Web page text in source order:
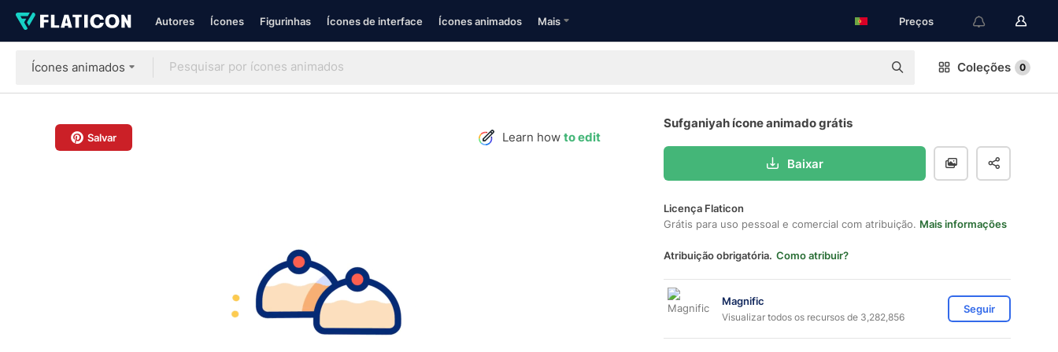
Autores Ícones Figurinhas Ícones de interface Ícones animados Mais Preços
Ícones animados Coleções 0
Salvar Learn how to edit
Sufganiyah ícone animado grátis
Baixar
Licença Flaticon
Grátis para uso pessoal e comercial com atribuição. Mais informações
Atribuição obrigatória. Como atribuir?
Magnific
Visualizar todos os recursos de 3,282,856
Seguir